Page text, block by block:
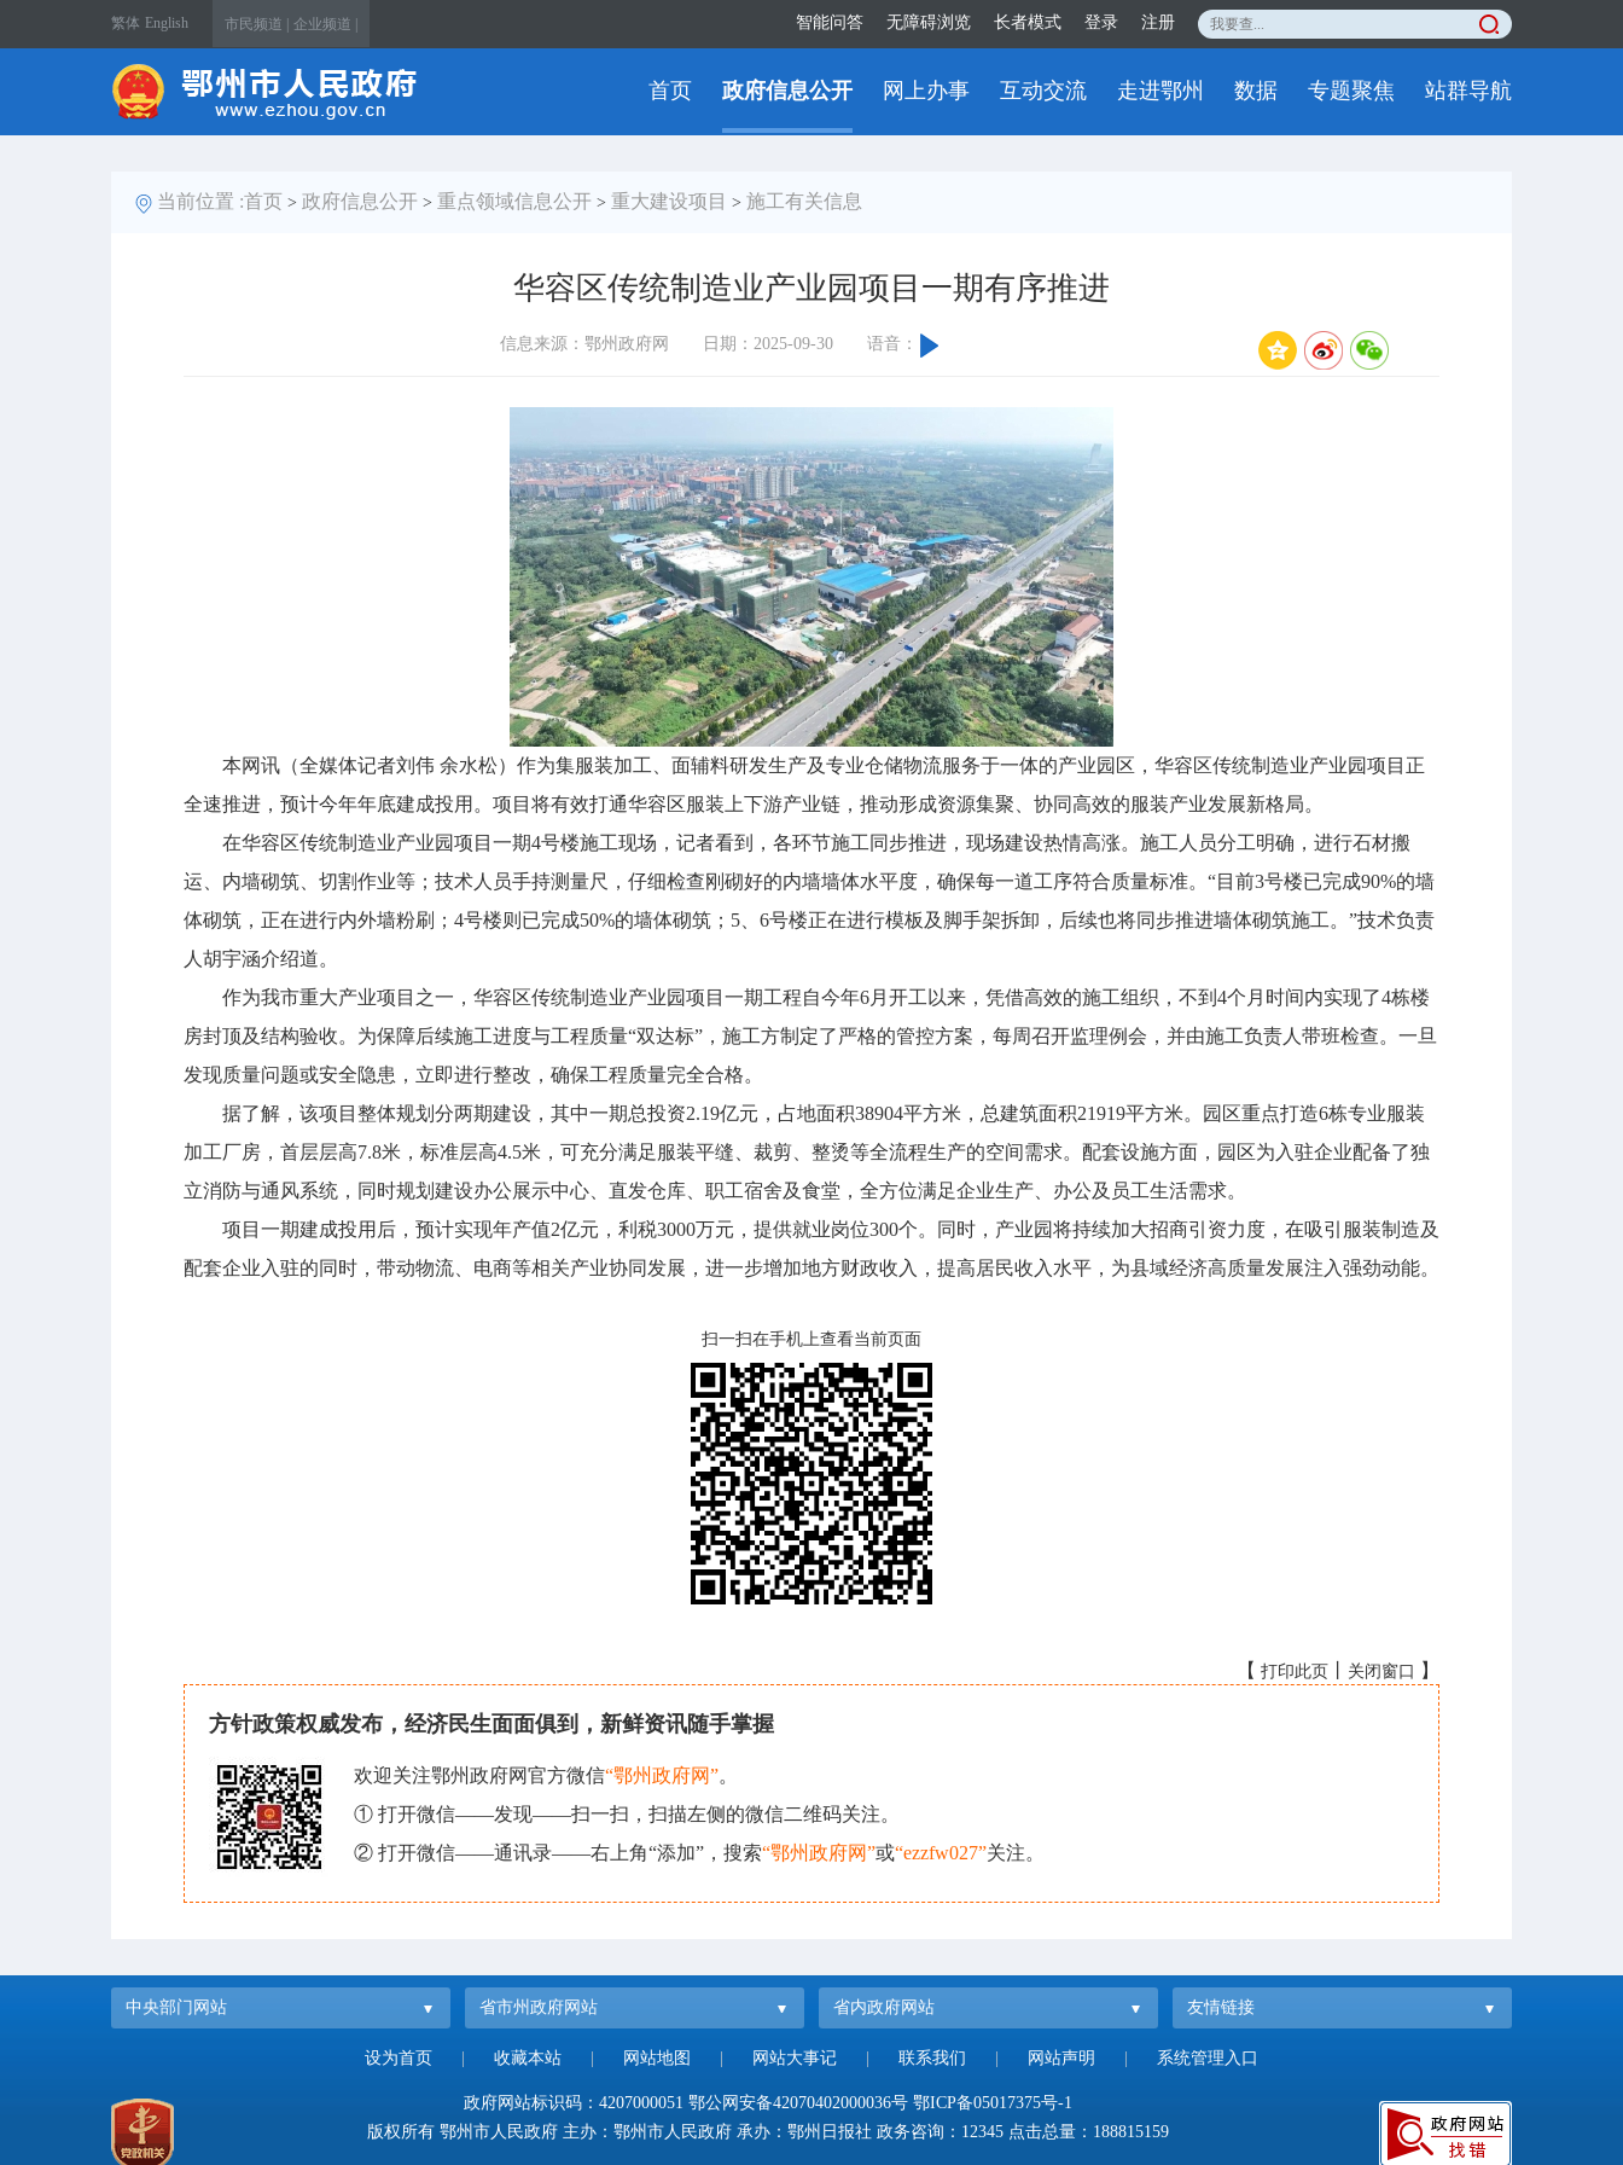
繁体 English 市民频道 | 企业频道 | 智能问答 无障碍浏览 长者模式 登录 注册
首页 政府信息公开 网上办事 互动交流 走进鄂州 数据 专题聚焦 站群导航
当前位置 :首页 > 政府信息公开 > 重点领域信息公开 > 重大建设项目 > 施工有关信息
华容区传统制造业产业园项目一期有序推进
信息来源：鄂州政府网 日期：2025-09-30 语音：
本网讯（全媒体记者刘伟 余水松）作为集服装加工、面辅料研发生产及专业仓储物流服务于一体的产业园区，华容区传统制造业产业园项目正
全速推进，预计今年年底建成投用。项目将有效打通华容区服装上下游产业链，推动形成资源集聚、协同高效的服装产业发展新格局。
在华容区传统制造业产业园项目一期4号楼施工现场，记者看到，各环节施工同步推进，现场建设热情高涨。施工人员分工明确，进行石材搬
运、内墙砌筑、切割作业等；技术人员手持测量尺，仔细检查刚砌好的内墙墙体水平度，确保每一道工序符合质量标准。“目前3号楼已完成90%的墙
体砌筑，正在进行内外墙粉刷；4号楼则已完成50%的墙体砌筑；5、6号楼正在进行模板及脚手架拆卸，后续也将同步推进墙体砌筑施工。”技术负责
人胡宇涵介绍道。
作为我市重大产业项目之一，华容区传统制造业产业园项目一期工程自今年6月开工以来，凭借高效的施工组织，不到4个月时间内实现了4栋楼
房封顶及结构验收。为保障后续施工进度与工程质量“双达标”，施工方制定了严格的管控方案，每周召开监理例会，并由施工负责人带班检查。一旦
发现质量问题或安全隐患，立即进行整改，确保工程质量完全合格。
据了解，该项目整体规划分两期建设，其中一期总投资2.19亿元，占地面积38904平方米，总建筑面积21919平方米。园区重点打造6栋专业服装
加工厂房，首层层高7.8米，标准层高4.5米，可充分满足服装平缝、裁剪、整烫等全流程生产的空间需求。配套设施方面，园区为入驻企业配备了独
立消防与通风系统，同时规划建设办公展示中心、直发仓库、职工宿舍及食堂，全方位满足企业生产、办公及员工生活需求。
项目一期建成投用后，预计实现年产值2亿元，利税3000万元，提供就业岗位300个。同时，产业园将持续加大招商引资力度，在吸引服装制造及
配套企业入驻的同时，带动物流、电商等相关产业协同发展，进一步增加地方财政收入，提高居民收入水平，为县域经济高质量发展注入强劲动能。
扫一扫在手机上查看当前页面
【 打印此页 关闭窗口 】
方针政策权威发布，经济民生面面俱到，新鲜资讯随手掌握
欢迎关注鄂州政府网官方微信“鄂州政府网”。
① 打开微信——发现——扫一扫，扫描左侧的微信二维码关注。
② 打开微信——通讯录——右上角“添加”，搜索“鄂州政府网”或“ezzfw027”关注。
中央部门网站 省市州政府网站 省内政府网站 友情链接
设为首页 收藏本站 网站地图 网站大事记 联系我们 网站声明 系统管理入口
政府网站标识码：4207000051 鄂公网安备42070402000036号 鄂ICP备05017375号-1
版权所有 鄂州市人民政府 主办：鄂州市人民政府 承办：鄂州日报社 政务咨询：12345 点击总量： 188815159